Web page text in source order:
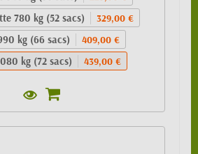
780 kg (52 sacs) 329,00 €
kg (66 sacs) 409,00 €
kg (72 sacs) 439,00 €